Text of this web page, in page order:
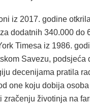
iz 2017. godine
dodatnih 340.000 do
Timesa iz 1986.
Savezu, podsjeća
decenijama pratila
one koju dobija
zračenju životinja na